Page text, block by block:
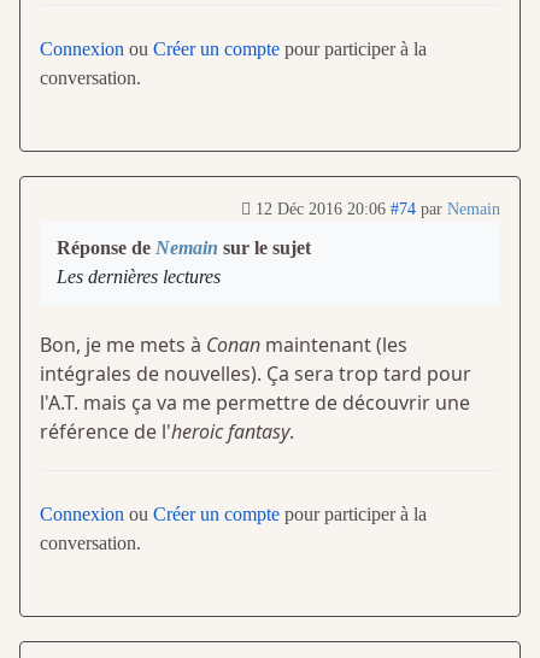
Connexion ou Créer un compte pour participer à la
conversation.
12 Déc 2016 20:06 #74 par Nemain
Réponse de Nemain sur le sujet
Les dernières lectures
Bon, je me mets à Conan maintenant (les
intégrales de nouvelles). Ça sera trop tard pour
l'A.T. mais ça va me permettre de découvrir une
référence de l'heroic fantasy.
Connexion ou Créer un compte pour participer à la
conversation.